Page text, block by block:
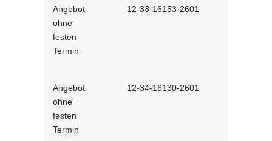
Angebot
ohne
festen
Termin
12-33-16153-2601
Angebot
ohne
festen
Termin
12-34-16130-2601